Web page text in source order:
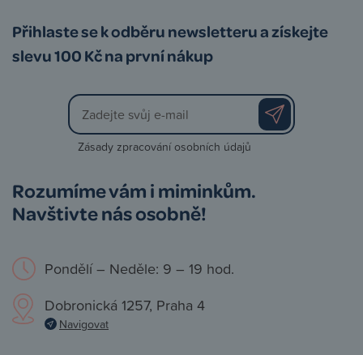
Přihlaste se k odběru newsletteru a získejte
slevu 100 Kč na první nákup
Zásady zpracování osobních údajů
Rozumíme vám i miminkům.
Navštivte nás osobně!
Pondělí – Neděle: 9 – 19 hod.
Dobronická 1257, Praha 4
Navigovat